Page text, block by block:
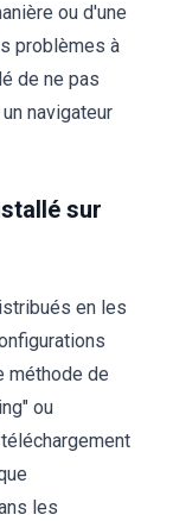
ou d'une
problèmes à
de ne pas
navigateur
sur
en les
méthode de
ou
les